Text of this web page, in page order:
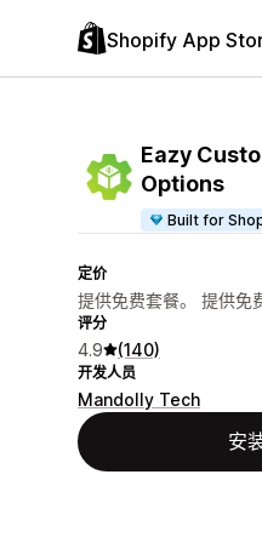
Shopify App
Eazy
Options
Built for
定价
提供免费套餐。 提供免
评分
4.9 (140)
开发人员
Mandolly Tech
安